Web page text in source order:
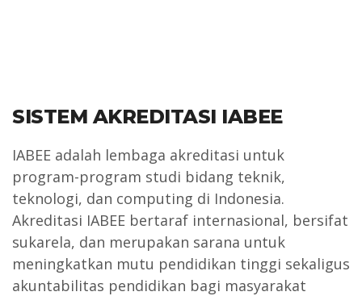
SISTEM AKREDITASI IABEE
IABEE adalah lembaga akreditasi untuk
program-program studi bidang teknik,
teknologi, dan computing di Indonesia.
Akreditasi IABEE bertaraf internasional, bersifat
sukarela, dan merupakan sarana untuk
meningkatkan mutu pendidikan tinggi sekaligus
akuntabilitas pendidikan bagi masyarakat